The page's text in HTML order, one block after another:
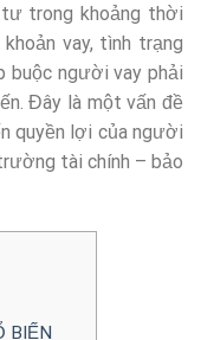
trong khoảng thời
vay, tình trạng
buộc người vay phải
Đây là một vấn đề
quyền lợi của người
tài chính – bảo
BIẾN